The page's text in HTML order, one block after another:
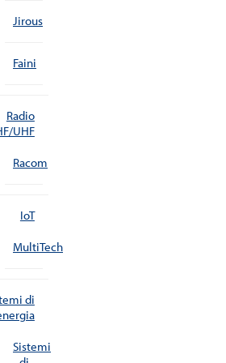
Jirous
Faini
Radio
UHF
Racom
IoT
MultiTech
di
Sistemi